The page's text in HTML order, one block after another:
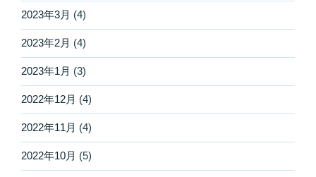
2023年3月 (4)
2023年2月 (4)
2023年1月 (3)
2022年12月 (4)
2022年11月 (4)
2022年10月 (5)